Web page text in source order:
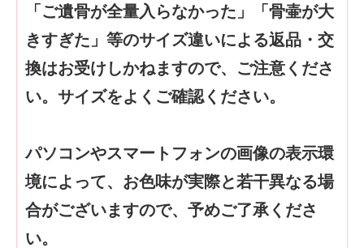
「ご遺骨が全量入らなかった」「骨壷が大
きすぎた」等のサイズ違いによる返品・交
換はお受けしかねますので、ご注意くださ
い。サイズをよくご確認ください。
パソコンやスマートフォンの画像の表示環
境によって、お色味が実際と若干異なる場
合がございますので、予めご了承くださ
い。